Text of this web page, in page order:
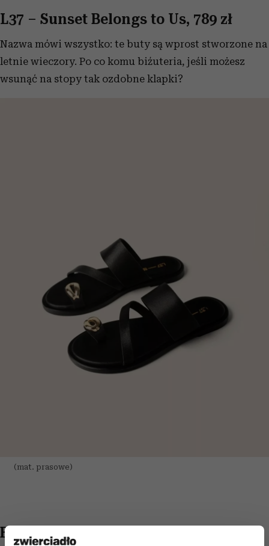
L37 – Sunset Belongs to Us, 789 zł
Nazwa mówi wszystko: te buty są wprost stworzone na
letnie wieczory. Po co komu biźuteria, jeśli możesz
wsunąć na stopy tak ozdobne klapki?
(mat. prasowe)
Billi Bi – mule loafer, 749 zł